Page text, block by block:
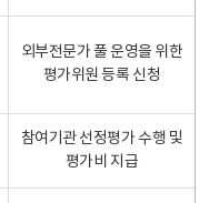
외부전문가 풀 운영을 위한
평가위원 등록 신청
참여기관 선정평가 수행 및
평가비 지급